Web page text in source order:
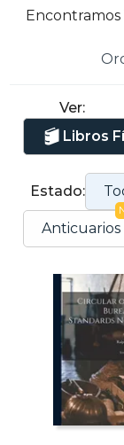
Encontramos
Ver:
Libros
Estado:
Anticuarios